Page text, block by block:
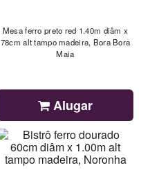
Mesa ferro preto red 1.40m diâm x
78cm alt tampo madeira, Bora Bora
Maia
Alugar